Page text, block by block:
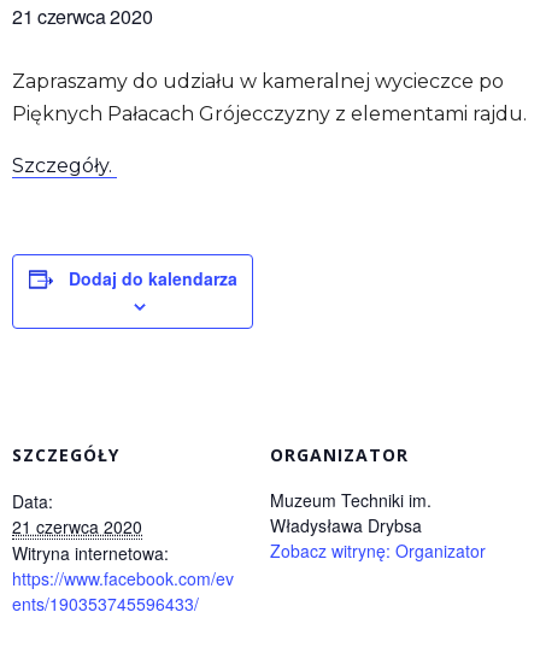
21 czerwca 2020
Zapraszamy do udziału w kameralnej wycieczce po
Pięknych Pałacach Grójecczyzny z elementami rajdu.
Szczegóły.
Dodaj do kalendarza
SZCZEGÓŁY
Data:
21 czerwca 2020
Witryna internetowa:
https://www.facebook.com/ev
ents/190353745596433/
ORGANIZATOR
Muzeum Techniki im.
Władysława Drybsa
Zobacz witrynę: Organizator